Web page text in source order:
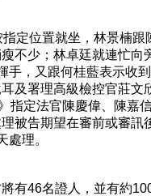
定位置就坐，林景楠
不少；林卓廷就連忙
，又跟何桂藍表示收到
及署理高級檢控官莊
定法官陳慶偉、陳嘉
被告期望在審前或審
理。
有46名證人，並有約